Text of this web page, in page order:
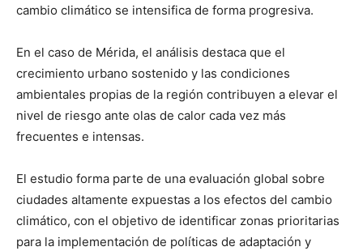
cambio climático se intensifica de forma progresiva.
En el caso de Mérida, el análisis destaca que el
crecimiento urbano sostenido y las condiciones
ambientales propias de la región contribuyen a elevar el
nivel de riesgo ante olas de calor cada vez más
frecuentes e intensas.
El estudio forma parte de una evaluación global sobre
ciudades altamente expuestas a los efectos del cambio
climático, con el objetivo de identificar zonas prioritarias
para la implementación de políticas de adaptación y